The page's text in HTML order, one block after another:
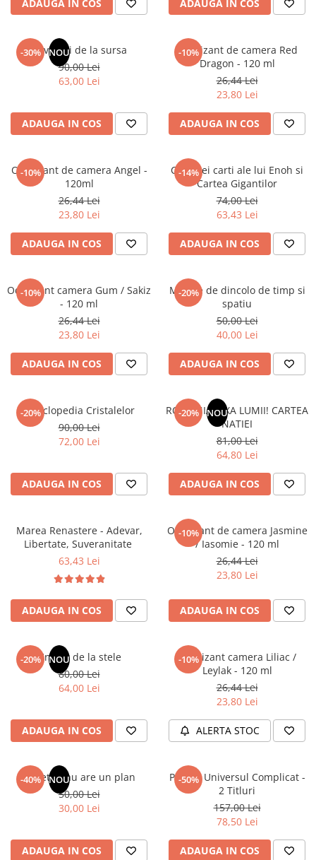
Elevi de 10 plus
Lecturi Scolare
Lumea Copilariei
Ma pregatesc pentru scoala
Clasa a II-a
Clasa a III-a
Clasa a IV-a
Clasa a V-a
Clasa a VI-a
Clasa a VII-a
Clasa a VIII-a
Clasa I
Limbi Straine
Povesti
Povesti ilustrate
Realitatea Augmentata
ScienceConnection
ADAUGA IN COS ADAUGA IN COS
-30% NOU
Revelatii de la sursa
90,00 Lei
63,00 Lei
ADAUGA IN COS
-10%
Odorizant de camera Red
Dragon - 120 ml
26,44 Lei
23,80 Lei
ADAUGA IN COS
-10%
Odorizant de camera Angel -
120ml
26,44 Lei
23,80 Lei
ADAUGA IN COS
-14%
Cele trei carti ale lui Enoh si
Cartea Gigantilor
74,00 Lei
63,43 Lei
ADAUGA IN COS
-10%
Odorizant camera Gum / Sakiz
- 120 ml
26,44 Lei
23,80 Lei
ADAUGA IN COS
-20%
Mesaje de dincolo de timp si
spatiu
50,00 Lei
40,00 Lei
ADAUGA IN COS
-20%
Enciclopedia Cristalelor
90,00 Lei
72,00 Lei
ADAUGA IN COS
-20% NOU
ROMANIA, AXA LUMII! CARTEA
NATIEI
81,00 Lei
64,80 Lei
ADAUGA IN COS
Marea Renastere - Adevar,
Libertate, Suveranitate
63,43 Lei
ADAUGA IN COS
-10%
Odorizant de camera Jasmine
/ Iasomie - 120 ml
26,44 Lei
23,80 Lei
ADAUGA IN COS
-20% NOU
Un dar de la stele
80,00 Lei
64,00 Lei
ADAUGA IN COS
-10%
Odorizant camera Liliac /
Leylak - 120 ml
26,44 Lei
23,80 Lei
ALERTA STOC
-40% NOU
Sufletul tau are un plan
50,00 Lei
30,00 Lei
ADAUGA IN COS
-50%
Pachet Universul Complicat -
2 Titluri
157,00 Lei
78,50 Lei
ADAUGA IN COS